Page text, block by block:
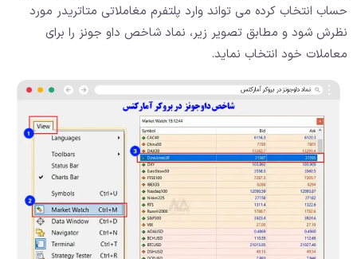
حساب انتخاب کرده می تواند وارد پلتفرم مغاملاتی متاتریدر مورد
نظرش شود و مطابق تصویر زیر، نماد شاخص داو جونز را برای
معاملات خود انتخاب نماید.